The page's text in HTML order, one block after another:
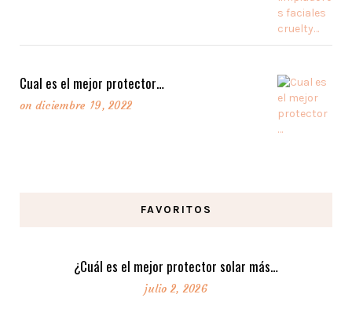
Cual es el mejor protector…
on diciembre 19, 2022
FAVORITOS
¿Cuál es el mejor protector solar más…
julio 2, 2026